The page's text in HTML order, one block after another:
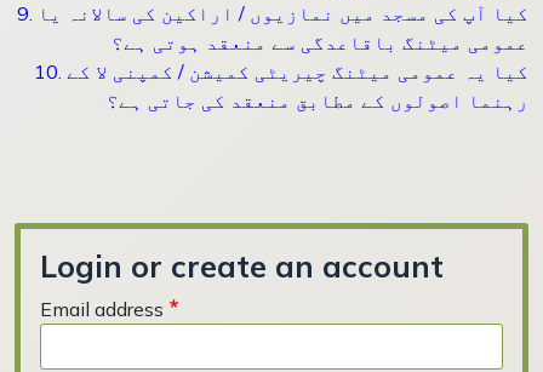
9. کیا آپ کی مسجد میں نمازیوں / اراکین کی سالانہ یا
عمومی میٹنگ باقاعدگی سے منعقد ہوتی ہے؟
10. کیا یہ عمومی میٹنگ چیریٹی کمیشن / کمپنی لا کے
رہنما اصولوں کے مطابق منعقد کی جاتی ہے؟
Login or create an account
Email address